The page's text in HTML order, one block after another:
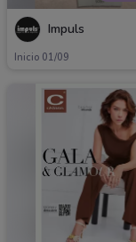
Impuls
Inicio 01/09